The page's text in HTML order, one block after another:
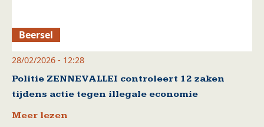
Beersel
28/02/2026 - 12:28
Politie ZENNEVALLEI controleert 12 zaken
tijdens actie tegen illegale economie
Meer lezen